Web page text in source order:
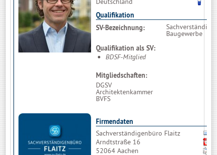
Qualifikation
SV-Bezeichnung:
Baugewerbe
Qualifikation als SV:
BDSF-Mitglied
Mitgliedschaften:
DGSV
Architektenkammer
BVFS
Firmendaten
Sachverständigenbüro Flaitz
Arndtstraße 16
52064 Aachen